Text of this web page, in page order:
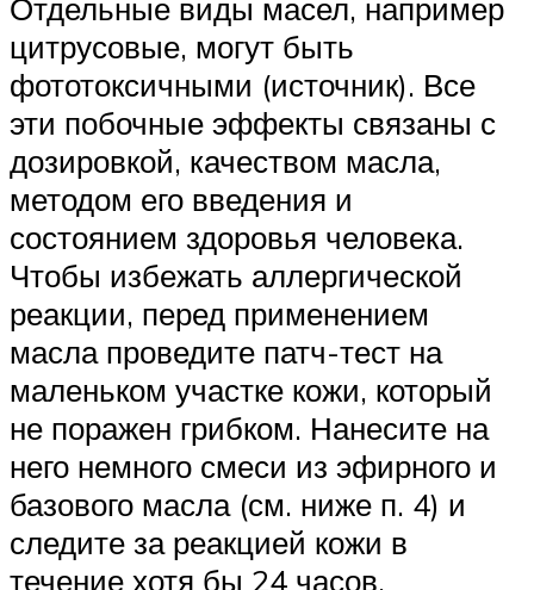
Отдельные виды масел, например
цитрусовые, могут быть
фототоксичными (источник). Все
эти побочные эффекты связаны с
дозировкой, качеством масла,
методом его введения и
состоянием здоровья человека.
Чтобы избежать аллергической
реакции, перед применением
масла проведите патч-тест на
маленьком участке кожи, который
не поражен грибком. Нанесите на
него немного смеси из эфирного и
базового масла (см. ниже п. 4) и
следите за реакцией кожи в
течение хотя бы 24 часов.